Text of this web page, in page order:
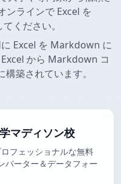
ンラインで Excel を
ください。
Excel を Markdown に
から Markdown コ
築されています。
マディソン校
フェッショナルな無料
バーター＆データフォー